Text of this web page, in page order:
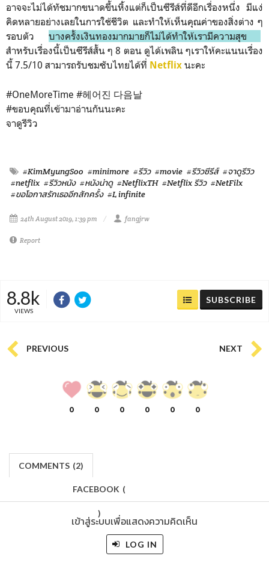
อาจจะไม่ได้ทัชมากขนาดขึ้นหิ้งแต่ก็เป็นซีรีส์ที่ดีอีกเรื่องหนึ่ง มีแง่
คิดหลายอย่างเลยในการใช้ชีวิต และทำให้เห็นคุณค่าของสิ่งต่าง ๆ
รอบตัว บางครั้งเงินทองมากมายก็ไม่ได้ทำให้เรามีความสุข
สำหรับเรื่องนี้เป็นซีรีส์สั้น ๆ 8 ตอน ดูได้เพลิน ๆเราให้คะแนนเรื่อง
นี้ 7.5/10 สามารถรับชมซับไทยได้ที่ Netflix นะคะ
#OneMoreTime #헤어진 다음날
#ขอบคุณที่เข้ามาอ่านกันนะคะ
จาดูรีวิว
#KimMyungSoo #minimore #รีวิว #movie #รีวิวซีรีส์ #จาดูรีวิว
#netflix #รีวิวหนัง #หนังน่าดู #NetflixTH #Netflix รีวิว #NetFilx
#ขอโอกาสรักเธออีกสักครั้ง #L infinite
24th August 2019, 1:39 pm fangjrw
Report
8.8k
VIEWS
SUBSCRIBE
PREVIOUS NEXT
0 0 0 0 0 0
COMMENTS (2)
FACEBOOK (
)
เข้าสู่ระบบเพื่อแสดงความคิดเห็น
LOG IN